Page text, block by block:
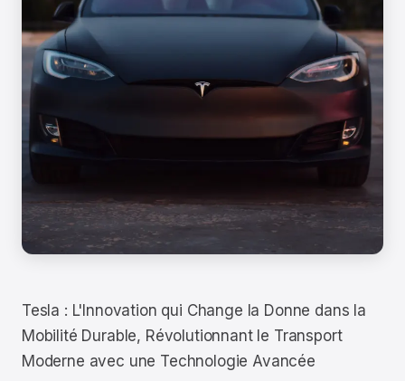
Tesla : L'Innovation qui Change la Donne dans la
Mobilité Durable, Révolutionnant le Transport
Moderne avec une Technologie Avancée